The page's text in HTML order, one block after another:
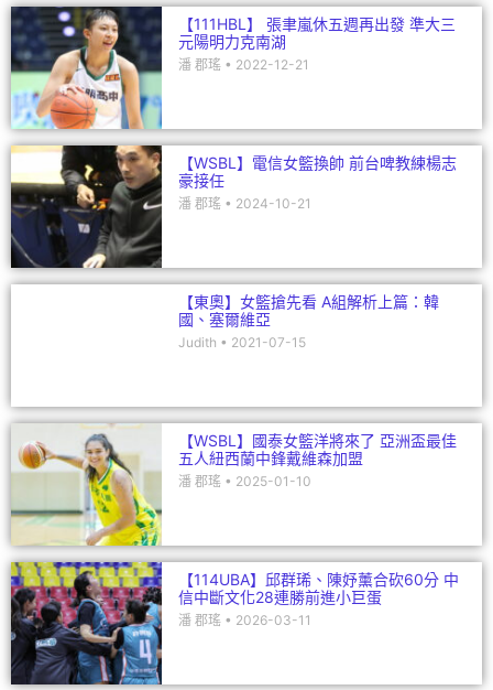
【111HBL】 張聿嵐休五週再出發 準大三
元陽明力克南湖
潘 郡瑤 2022-12-21
【WSBL】電信女籃換帥 前台啤教練楊志
豪接任
潘 郡瑤 2024-10-21
【東奧】女籃搶先看 A組解析上篇：韓
國、塞爾維亞
Judith 2021-07-15
【WSBL】國泰女籃洋將來了 亞洲盃最佳
五人紐西蘭中鋒戴維森加盟
潘 郡瑤 2025-01-10
【114UBA】邱群琋、陳妤薰合砍60分 中
信中斷文化28連勝前進小巨蛋
潘 郡瑤 2026-03-11